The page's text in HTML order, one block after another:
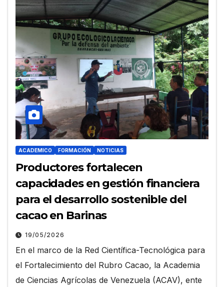
ACADEMICO FORMACIÓN NOTICIAS
Productores fortalecen
capacidades en gestión financiera
para el desarrollo sostenible del
cacao en Barinas
19/05/2026
En el marco de la Red Científica-Tecnológica para
el Fortalecimiento del Rubro Cacao, la Academia
de Ciencias Agrícolas de Venezuela (ACAV), ente